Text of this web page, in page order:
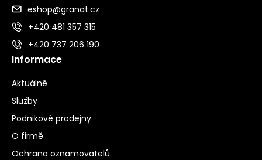
eshop@granat.cz
+420 481 357 315
+420 737 206 190
Informace
Aktuálně
Služby
Podnikové prodejny
O firmě
Ochrana oznamovatelů